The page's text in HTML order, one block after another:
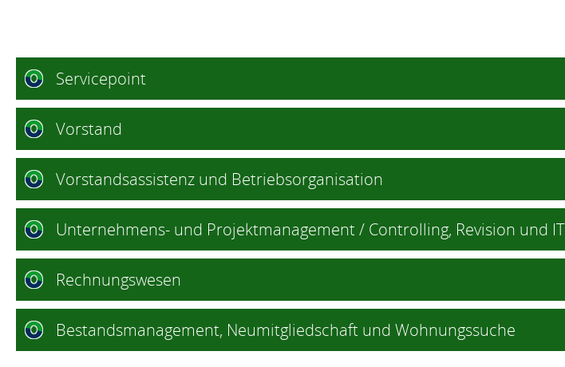
Servicepoint
Vorstand
Vorstandsassistenz und Betriebsorganisation
Unternehmens- und Projektmanagement / Controlling, Revision und IT
Rechnungswesen
Bestandsmanagement, Neumitgliedschaft und Wohnungssuche